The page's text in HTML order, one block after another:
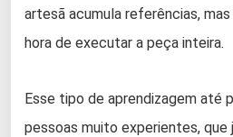
artesã acumula referências,
hora de executar a peça inteira.
Esse tipo de aprendizagem até
pessoas muito experientes, que